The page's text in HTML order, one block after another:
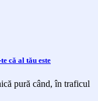
că al tău este
pură când, în traficul